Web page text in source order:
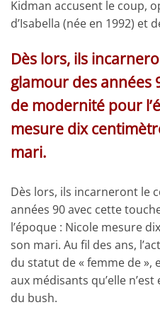
Kidman accusent le coup,
d’Isabella (née en 1992) et
Dès lors, ils
glamour des années
de modernité pour
mesure dix
mari.
Dès lors, ils incarneront le
années 90 avec cette
l’époque : Nicole mesure
son mari. Au fil des ans,
du statut de « femme de »,
aux médisants qu’elle
du bush.